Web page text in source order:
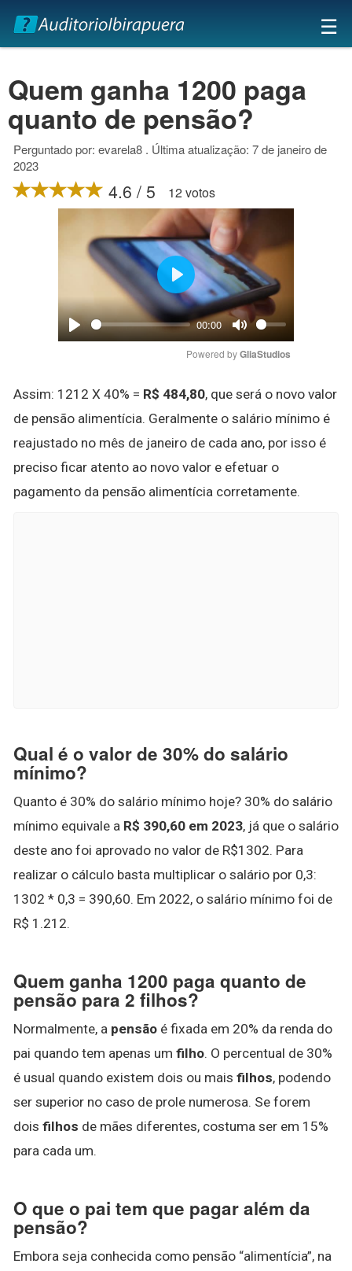
×
☰
Quem ganha 1200 paga
quanto de pensão?
Perguntado por: evarela8 . Última atualização: 7 de janeiro de
2023
4.6 / 5 12 votos
Play
00:00
Mute
Play
Powered by GliaStudios
Assim: 1212 X 40% = R$ 484,80, que será o novo valor
de pensão alimentícia. Geralmente o salário mínimo é
reajustado no mês de janeiro de cada ano, por isso é
preciso ficar atento ao novo valor e efetuar o
pagamento da pensão alimentícia corretamente.
Qual é o valor de 30% do salário
mínimo?
Quanto é 30% do salário mínimo hoje? 30% do salário
mínimo equivale a R$ 390,60 em 2023, já que o salário
deste ano foi aprovado no valor de R$1302. Para
realizar o cálculo basta multiplicar o salário por 0,3:
1302 * 0,3 = 390,60. Em 2022, o salário mínimo foi de
R$ 1.212.
Quem ganha 1200 paga quanto de
pensão para 2 filhos?
Normalmente, a pensão é fixada em 20% da renda do
pai quando tem apenas um filho. O percentual de 30%
é usual quando existem dois ou mais filhos, podendo
ser superior no caso de prole numerosa. Se forem
dois filhos de mães diferentes, costuma ser em 15%
para cada um.
O que o pai tem que pagar além da
pensão?
Embora seja conhecida como pensão “alimentícia”, na